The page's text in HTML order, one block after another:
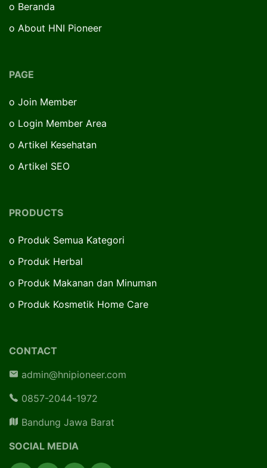
o Beranda
o About HNI Pioneer
PAGE
o Join Member
o Login Member Area
o Artikel Kesehatan
o Artikel SEO
PRODUCTS
o Produk Semua Kategori
o Produk Herbal
o Produk Makanan dan Minuman
o Produk Kosmetik Home Care
CONTACT
admin@hnipioneer.com
0857-2044-1972
Bandung Jawa Barat
SOCIAL MEDIA